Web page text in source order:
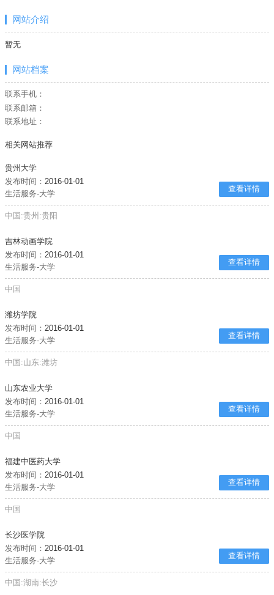
网站介绍
暂无
网站档案
联系手机：
联系邮箱：
联系地址：
相关网站推荐
贵州大学
发布时间：2016-01-01
生活服务-大学
查看详情
中国:贵州:贵阳
吉林动画学院
发布时间：2016-01-01
生活服务-大学
查看详情
中国
潍坊学院
发布时间：2016-01-01
生活服务-大学
查看详情
中国:山东:潍坊
山东农业大学
发布时间：2016-01-01
生活服务-大学
查看详情
中国
福建中医药大学
发布时间：2016-01-01
生活服务-大学
查看详情
中国
长沙医学院
发布时间：2016-01-01
生活服务-大学
查看详情
中国:湖南:长沙